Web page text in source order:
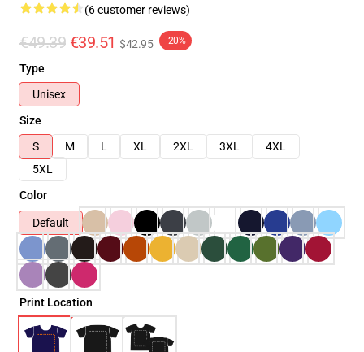
(6 customer reviews)
€49.39 €39.51 $42.95 -20%
Type
Unisex
Size
S
M L XL 2XL 3XL
4XL
5XL
Color
Default
Print Location